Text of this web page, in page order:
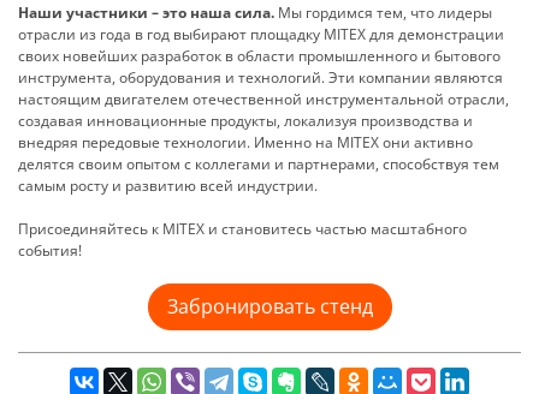
Наши участники – это наша сила. Мы гордимся тем, что лидеры
отрасли из года в год выбирают площадку MITEX для демонстрации
своих новейших разработок в области промышленного и бытового
инструмента, оборудования и технологий. Эти компании являются
настоящим двигателем отечественной инструментальной отрасли,
создавая инновационные продукты, локализуя производства и
внедряя передовые технологии. Именно на MITEX они активно
делятся своим опытом с коллегами и партнерами, способствуя тем
самым росту и развитию всей индустрии.
Присоединяйтесь к MITEX и становитесь частью масштабного
события!
Забронировать стенд